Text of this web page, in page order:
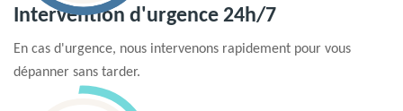
Intervention d'urgence 24h/7
En cas d'urgence, nous intervenons rapidement pour vous
dépanner sans tarder.